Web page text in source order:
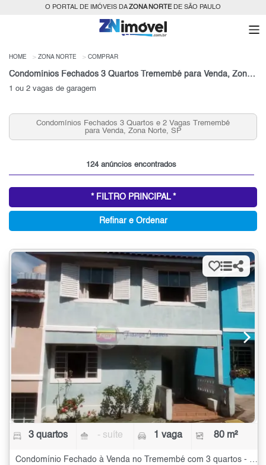
O PORTAL DE IMÓVEIS DAZONA NORTEDE SÃO PAULO
HOME ZONA NORTE COMPRAR
Condomínios Fechados 3 Quartos Tremembé para Venda, Zona Norte, SP
1 ou 2 vagas de garagem
Condomínios Fechados 2 Quartos e 2 Vagas Tremembé
para Venda, Zona Norte, SP
124 anúncios encontrados
* FILTRO PRINCIPAL *
Refinar e Ordenar
3 quartos - suíte 1 vaga 80 m²
Condomínio Fechado à Venda no Tremembé com 3 quartos - 80 m²